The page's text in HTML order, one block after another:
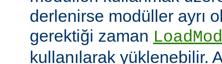
derlenirse modüller ayrı
gerektiği zaman
kullanılarak yüklenebilir.